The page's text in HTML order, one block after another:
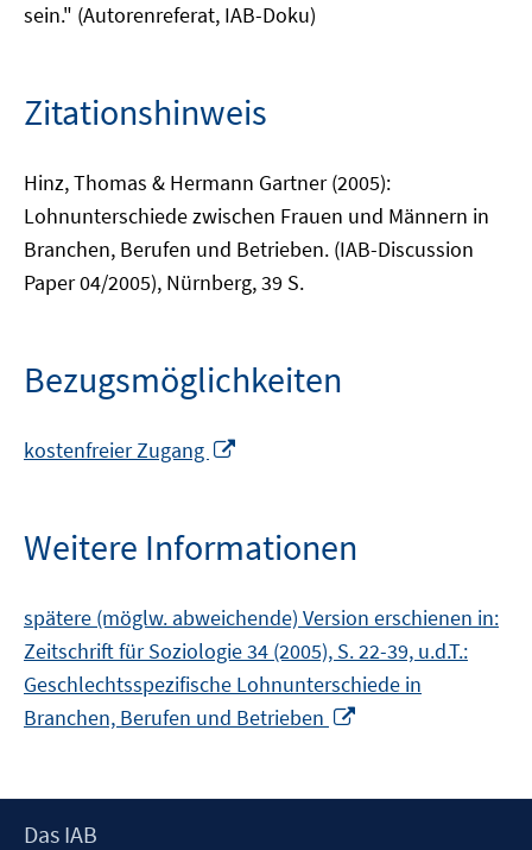
sein." (Autorenreferat, IAB-Doku)
Zitationshinweis
Hinz, Thomas & Hermann Gartner (2005):
Lohnunterschiede zwischen Frauen und Männern in
Branchen, Berufen und Betrieben. (IAB-Discussion
Paper 04/2005), Nürnberg, 39 S.
Bezugsmöglichkeiten
kostenfreier Zugang
öffnen
Weitere Informationen
spätere (möglw. abweichende) Version erschienen in:
Zeitschrift für Soziologie 34 (2005), S. 22-39, u.d.T.:
Geschlechtsspezifische Lohnunterschiede in
Branchen, Berufen und Betrieben
öffnen
Footer
Das IAB